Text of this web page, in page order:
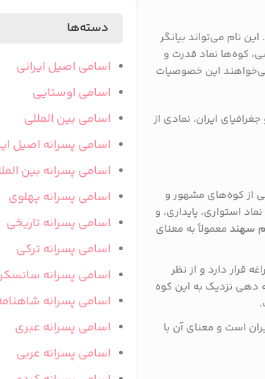
نام می‌تواند بیانگر
کوه‌ها نماد قدرت و
این خصوصیات
ایران، نمادی از
از کوه‌های مشهور و
استواری، پایداری، و
سهند معمولاً به معنای
تبریز و مراغه قرار دارد و از نظر
دهی نزدیک به این کوه
است و معنای آن با
دسته‌ها
اسامی اصیل ایرانی
اسامی اوستایی
اسامی بین المللی
اسامی پسرانه اصیل
اسامی پسرانه بین
اسامی پسرانه پهلوی
اسامی پسرانه تاریخی
اسامی پسرانه ترکی
اسامی پسرانه
اسامی پسرانه
اسامی پسرانه عبری
اسامی پسرانه عربی